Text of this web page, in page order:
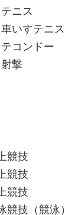
テニス
車いすテニス
テコンドー
射撃
競技
競技
競技
競技（競泳）